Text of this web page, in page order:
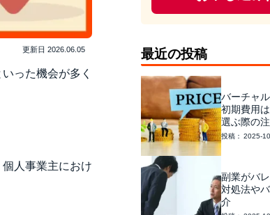
更新日 2026.06.05
った機会が多く
人事業主におけ
最近の投稿
バーチャ
初期費用
選ぶ際の
2025-
副業がバ
対処法や
介